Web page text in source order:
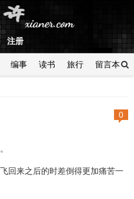
注册
编事 读书 旅行 留言本
0
回来之后的时差倒得更加痛苦一